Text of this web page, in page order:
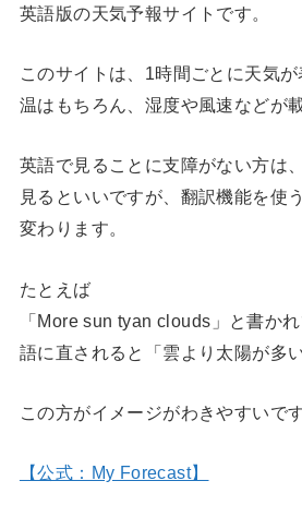
英語版の天気予報サイトです。
このサイトは、1時間ごとに天気
温はもちろん、湿度や風速などが
英語で見ることに支障がない方は
見るといいですが、翻訳機能を使
変わります。
たとえば
「More sun tyan clouds」と書か
語に直されると「雲より太陽が多
この方がイメージがわきやすいで
【公式：My Forecast】